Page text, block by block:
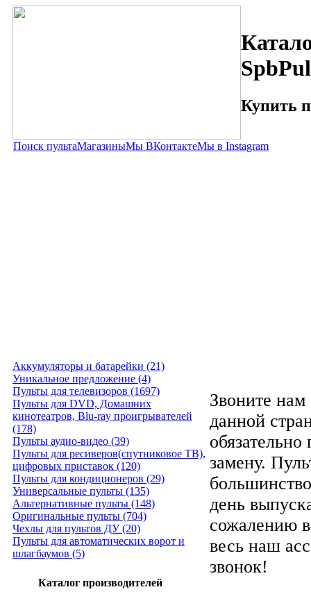
Купить
Поиск пультаМагазиныМы ВКонтактеМы в Instagram
Аккумуляторы и батарейки (21)
Уникальное предложение (4)
Пульты для телевизоров (1697)
Пульты для DVD, Домашних
кинотеатров, Blu-ray проигрывателей
(178)
Пульты аудио-видео (39)
Пульты для ресиверов(спутниковое ТВ),
цифровых приставок (120)
Пульты для кондиционеров (29)
Универсальные пульты (135)
Альтернативные пульты (148)
Оригинальные пульты (704)
Чехлы для пультов ДУ (20)
Пульты для автоматических ворот и
шлагбаумов (5)
Каталог производителей
Звоните нам
данной
замену.
день
сожалению
весь наш
звонок!